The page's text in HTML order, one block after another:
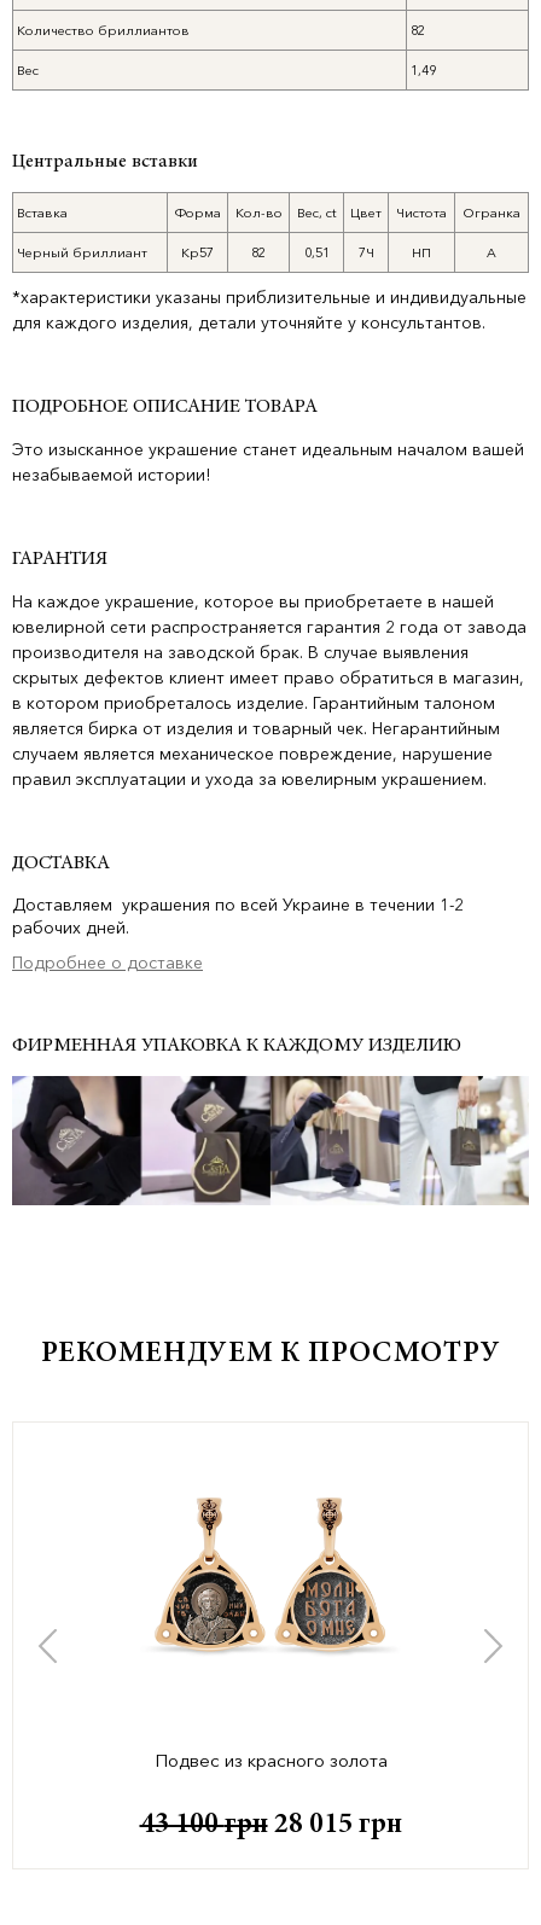
Количество бриллиантов 82
Вес 1,49
Центральные вставки
Вставка Форма Кол-во Вес, ct Цвет Чистота Огранка
Черный бриллиант Кр57 82 0,51 7Ч НП А
*характеристики указаны приблизительные и индивидуальные
для каждого изделия, детали уточняйте у консультантов.
ПОДРОБНОЕ ОПИСАНИЕ ТОВАРА
Это изысканное украшение станет идеальным началом вашей
незабываемой истории!
ГАРАНТИЯ
На каждое украшение, которое вы приобретаете в нашей
ювелирной сети распространяется гарантия 2 года от завода
производителя на заводской брак. В случае выявления
скрытых дефектов клиент имеет право обратиться в магазин,
в котором приобреталось изделие. Гарантийным талоном
является бирка от изделия и товарный чек. Негарантийным
случаем является механическое повреждение, нарушение
правил эксплуатации и ухода за ювелирным украшением.
ДОСТАВКА
Доставляем украшения по всей Украине в течении 1-2
рабочих дней.
Подробнее о доставке
ФИРМЕННАЯ УПАКОВКА К КАЖДОМУ ИЗДЕЛИЮ
РЕКОМЕНДУЕМ К ПРОСМОТРУ
Подвес из красного золота
43 100грн 28 015 грн